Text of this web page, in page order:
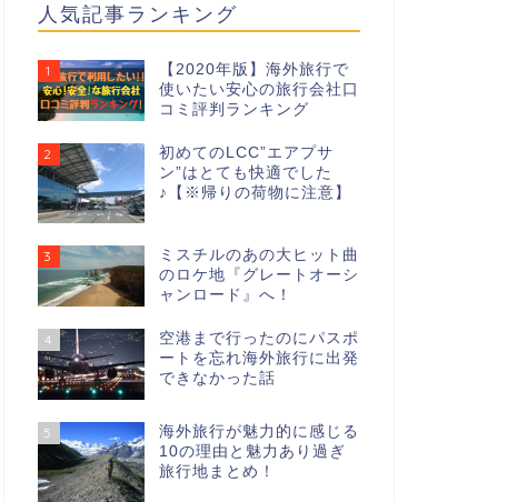
人気記事ランキング
1
【2020年版】海外旅行で
使いたい安心の旅行会社口
コミ評判ランキング
2
初めてのLCC”エアプサ
ン”はとても快適でした
♪【※帰りの荷物に注意】
3
ミスチルのあの大ヒット曲
のロケ地『グレートオーシ
ャンロード』へ！
4
空港まで行ったのにパスポ
ートを忘れ海外旅行に出発
できなかった話
5
海外旅行が魅力的に感じる
10の理由と魅力あり過ぎ
旅行地まとめ！